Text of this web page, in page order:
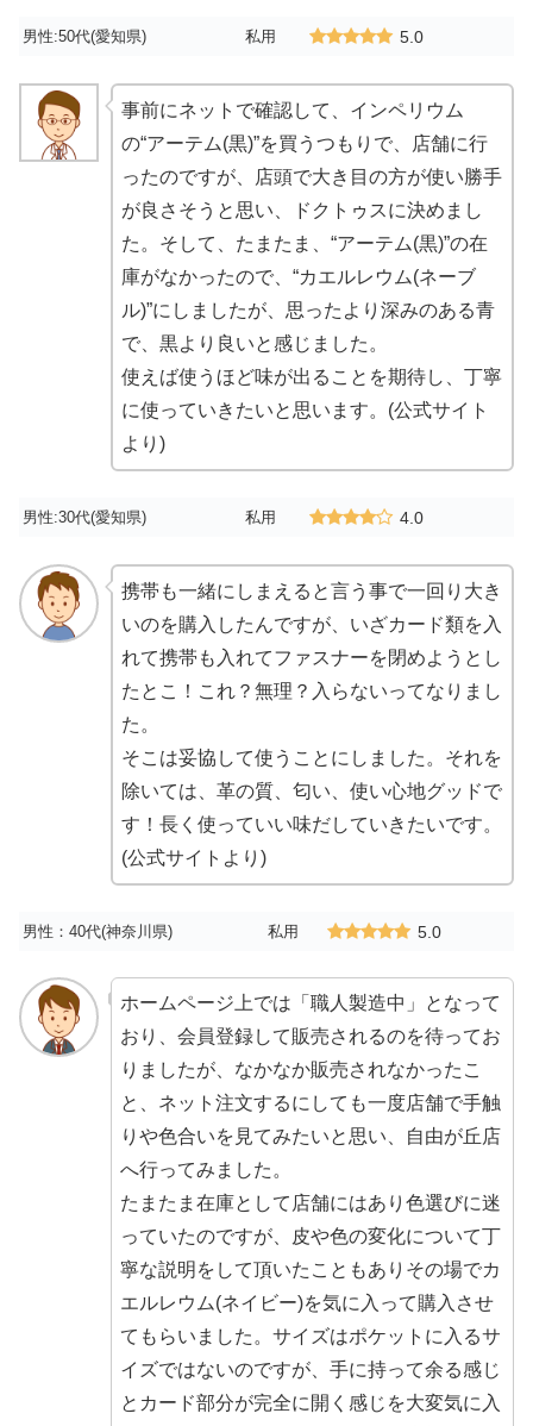
男性:50代(愛知県) 私用 5.0
事前にネットで確認して、インペリウム
の“アーテム(黒)”を買うつもりで、店舗に行
ったのですが、店頭で大き目の方が使い勝手
が良さそうと思い、ドクトゥスに決めまし
た。そして、たまたま、“アーテム(黒)”の在
庫がなかったので、“カエルレウム(ネーブ
ル)”にしましたが、思ったより深みのある青
で、黒より良いと感じました。
使えば使うほど味が出ることを期待し、丁寧
に使っていきたいと思います。(公式サイト
より)
男性:30代(愛知県) 私用 4.0
携帯も一緒にしまえると言う事で一回り大き
いのを購入したんですが、いざカード類を入
れて携帯も入れてファスナーを閉めようとし
たとこ！これ？無理？入らないってなりまし
た。
そこは妥協して使うことにしました。それを
除いては、革の質、匂い、使い心地グッドで
す！長く使っていい味だしていきたいです。
(公式サイトより)
男性：40代(神奈川県) 私用 5.0
ホームページ上では「職人製造中」となって
おり、会員登録して販売されるのを待ってお
りましたが、なかなか販売されなかったこ
と、ネット注文するにしても一度店舗で手触
りや色合いを見てみたいと思い、自由が丘店
へ行ってみました。
たまたま在庫として店舗にはあり色選びに迷
っていたのですが、皮や色の変化について丁
寧な説明をして頂いたこともありその場でカ
エルレウム(ネイビー)を気に入って購入させ
てもらいました。サイズはポケットに入るサ
イズではないのですが、手に持って余る感じ
とカード部分が完全に開く感じを大変気に入